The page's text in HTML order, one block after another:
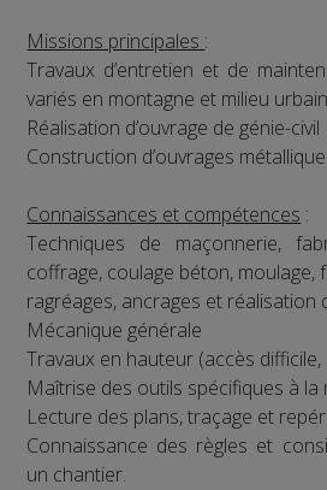
Missions principales :
Travaux d’entretien et de
variés en montagne et milieu
Réalisation d’ouvrage de génie-civil
Construction d’ouvrages
Connaissances et compétences :
Techniques de maçonnerie,
coffrage, coulage béton, moulage,
ragréages, ancrages et réalisation
Mécanique générale
Travaux en hauteur (accès
Maîtrise des outils spécifiques à la
Lecture des plans, traçage et
Connaissance des règles et
un chantier.